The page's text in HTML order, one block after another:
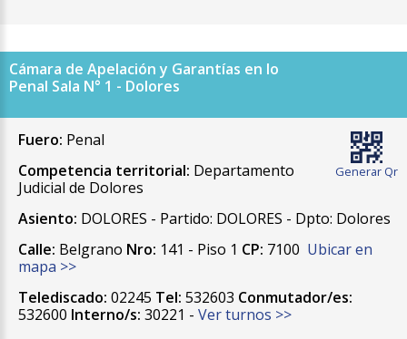
Cámara de Apelación y Garantías en lo
Penal Sala N° 1 - Dolores
Generar Qr
Fuero: Penal
Competencia territorial: Departamento
Judicial de Dolores
Asiento: DOLORES - Partido: DOLORES - Dpto: Dolores
Calle: Belgrano Nro: 141 - Piso 1 CP: 7100 Ubicar en
mapa >>
Telediscado: 02245 Tel: 532603 Conmutador/es:
532600 Interno/s: 30221 - Ver turnos >>